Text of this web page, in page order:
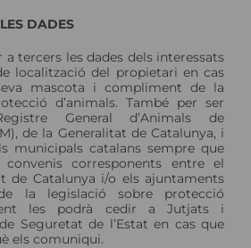
DADES
a tercers les dades dels interessats
localització del propietari en cas
mascota i compliment de la
d’animals. També per ser
General d’Animals de
de la Generalitat de Catalunya, i
municipals catalans sempre que
corresponents entre el
de Catalunya i/o els ajuntaments
la legislació sobre protecció
les podrà cedir a Jutjats i
Seguretat de l’Estat en cas que
els comuniqui.